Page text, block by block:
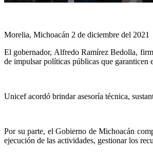
Morelia, Michoacán 2 de diciembre del 2021
El gobernador, Alfredo Ramírez Bedolla,
de impulsar políticas públicas que garanticen
Unicef acordó brindar asesoría técnica,
Por su parte, el Gobierno de Michoacán
ejecución de las actividades, gestionar los